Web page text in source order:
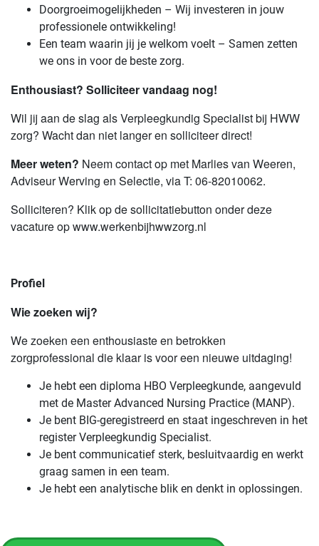
Doorgroeimogelijkheden – Wij investeren in jouw
professionele ontwikkeling!
Een team waarin jij je welkom voelt – Samen zetten
we ons in voor de beste zorg.
Enthousiast? Solliciteer vandaag nog!
Wil jij aan de slag als Verpleegkundig Specialist bij HWW
zorg? Wacht dan niet langer en solliciteer direct!
Meer weten? Neem contact op met Marlies van Weeren,
Adviseur Werving en Selectie, via T: 06-82010062.
Solliciteren? Klik op de sollicitatiebutton onder deze
vacature op www.werkenbijhwwzorg.nl
Profiel
Wie zoeken wij?
We zoeken een enthousiaste en betrokken
zorgprofessional die klaar is voor een nieuwe uitdaging!
Je hebt een diploma HBO Verpleegkunde, aangevuld
met de Master Advanced Nursing Practice (MANP).
Je bent BIG-geregistreerd en staat ingeschreven in het
register Verpleegkundig Specialist.
Je bent communicatief sterk, besluitvaardig en werkt
graag samen in een team.
Je hebt een analytische blik en denkt in oplossingen.